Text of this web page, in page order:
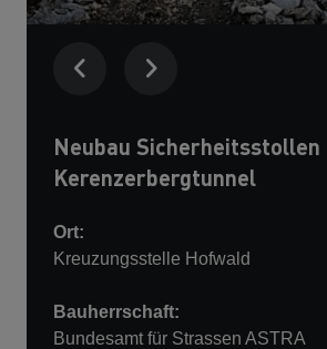
Neubau Sicherheitsstollen
Kerenzerbergtunnel
Ort:
Kreuzungsstelle Hofwald
Bauherrschaft:
Bundesamt für Strassen ASTRA
STRABAG